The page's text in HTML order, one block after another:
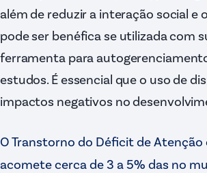
além de reduzir a interação social
pode ser benéfica se utilizada com
ferramenta para
estudos. É essencial que o uso de
impactos negativos no
O Transtorno do Déficit de Atenção
acomete cerca de 3 a 5% das no